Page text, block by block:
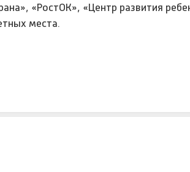
«РостОК», «Центр развития
места.